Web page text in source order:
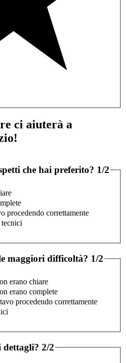
ci aiuterà a
che hai preferito? 1/2
procedendo correttamente
maggiori difficoltà? 1/2
erano chiare
erano complete
procedendo correttamente
dettagli? 2/2